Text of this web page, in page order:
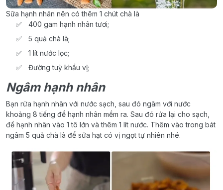
Sữa hạnh nhân nên có thêm 1 chút chà là
400 gam hạnh nhân tươi;
5 quả chà là;
1 lít nước lọc;
Đường tuỳ khẩu vị;
Ngâm hạnh nhân
Bạn rửa hạnh nhân với nước sạch, sau đó ngâm với nước
khoảng 8 tiếng để hạnh nhân mềm ra. Sau đó rửa lại cho sạch,
để hạnh nhân vào 1 tô lớn và thêm 1 lít nước. Thêm vào trong bát
ngâm 5 quả chà là để sữa hạt có vị ngọt tự nhiên nhé.